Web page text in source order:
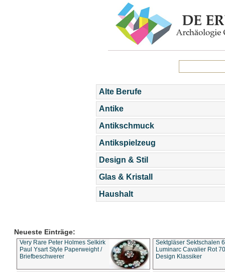
Alte Berufe
Antike
Antikschmuck
Antikspielzeug
Design & Stil
Glas & Kristall
Haushalt
Neueste Einträge:
Very Rare Peter Holmes Selkirk
Paul Ysart Style Paperweight /
Briefbeschwerer
Sektgläser Sektschalen
Luminarc Cavalier Rot
Design Klassiker